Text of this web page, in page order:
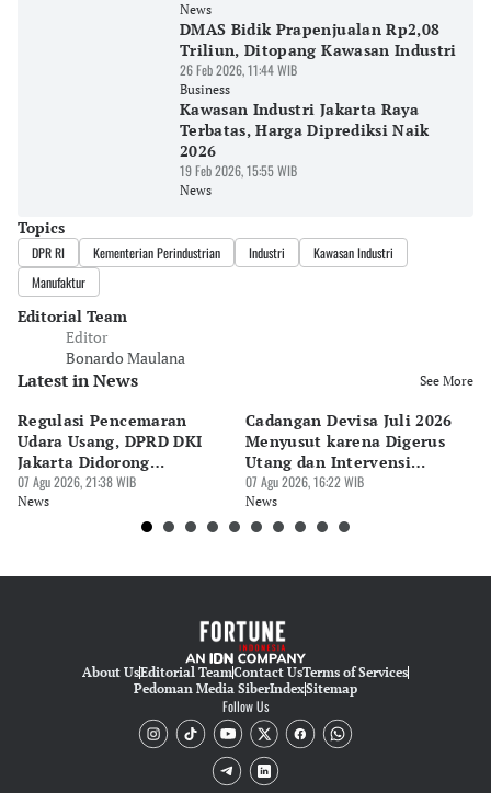
News
DMAS Bidik Prapenjualan Rp2,08
Triliun, Ditopang Kawasan Industri
26 Feb 2026, 11:44 WIB
Business
Kawasan Industri Jakarta Raya
Terbatas, Harga Diprediksi Naik
2026
19 Feb 2026, 15:55 WIB
News
Topics
DPR RI Kementerian Perindustrian Industri
Kawasan Industri
Manufaktur
Editorial Team
Editor
Bonardo Maulana
Latest in News See More
Regulasi Pencemaran
Udara Usang, DPRD DKI
Jakarta Didorong
Prioritaskan Revisi Perda
07 Agu 2026, 21:38 WIB
News
Cadangan Devisa Juli 2026
Menyusut karena Digerus
Utang dan Intervensi
Rupiah
07 Agu 2026, 16:22 WIB
News
About UsEditorial TeamContact UsTerms of Services
Pedoman Media SiberIndexSitemap
Follow Us